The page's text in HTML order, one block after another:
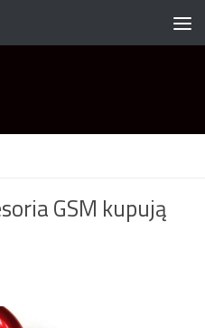
GSM kupują